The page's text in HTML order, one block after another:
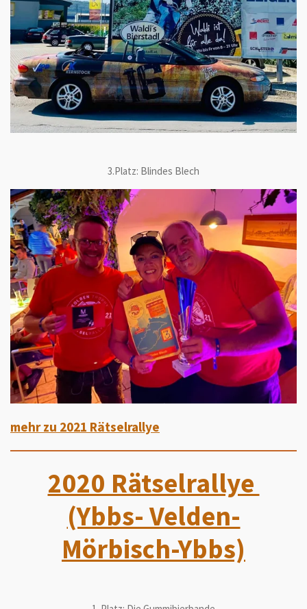
3.Platz: Blindes Blech
mehr zu 2021 Rätselrallye
2020 Rätselrallye
(Ybbs- Velden-
Mörbisch-Ybbs)